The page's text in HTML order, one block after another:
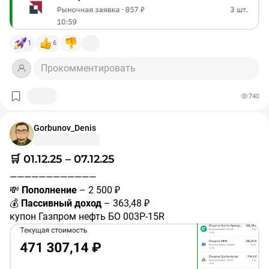
рекомендацией.
#покупки #портфель
1 6
Прокомментировать
740
Gorbunov_Denis
🛒 01.12.25 – 07.12.25
————————————
💸 Пополнение – 2 500 ₽
💰 Пассивный доход – 363,48 ₽
купон Газпром нефть БО 003P-15R
#RU000A10BK17– 8,2 ₽
купон ДАРС-Девелопмент 001Р-03
#RU000A10B8X7 – 21,37 ₽